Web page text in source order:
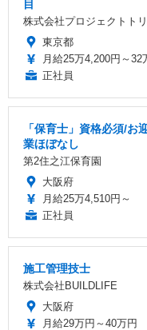
目
株式会社プロジェクトト
東京都
月給25万4,200円～32
正社員
「保育士」資格必須/お
業ほぼなし
第2住之江保育園
大阪府
月給25万4,510円～
正社員
施工管理技士
株式会社BUILDLIFE
大阪府
月給29万円～40万円